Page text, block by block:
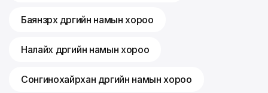
Баянзүрх дүүргийн намын хороо
Налайх дүүргийн намын хороо
Сонгинохайрхан дүүргийн намын хороо